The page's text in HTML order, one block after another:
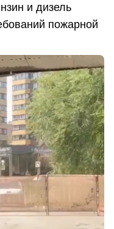
и дизель
пожарной